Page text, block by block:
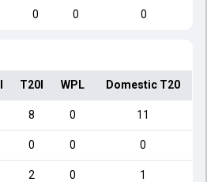
0 0 0
T20I WPL Domestic T20
8 0 11
0 0 0
2 0 1